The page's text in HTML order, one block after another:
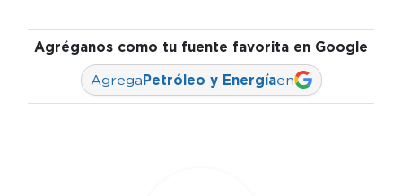
Agréganos como tu fuente favorita en Google
AgregaPetróleo y Energíaen